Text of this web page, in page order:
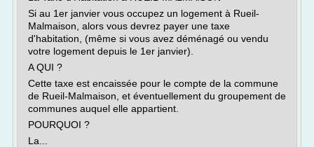
Si au 1er janvier vous occupez un logement à Rueil-
Malmaison, alors vous devrez payer une taxe
d'habitation, (même si vous avez déménagé ou vendu
votre logement depuis le 1er janvier).
A QUI ?
Cette taxe est encaissée pour le compte de la commune
de Rueil-Malmaison, et éventuellement du groupement de
communes auquel elle appartient.
POURQUOI ?
La...